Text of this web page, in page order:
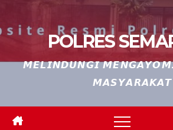
POLRES
𝙈𝙀𝙇𝙄𝙉𝘿𝙐𝙉𝙂𝙄
𝙈𝘼𝙎𝙔𝘼𝙍𝘼𝙆𝘼𝙏